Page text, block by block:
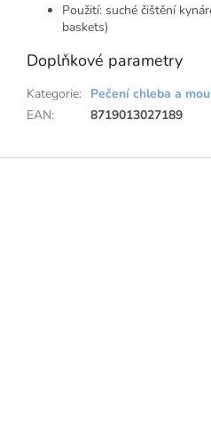
Použití: suché čištění
baskets)
Doplňkové parametry
Kategorie: Pečení chleba a
EAN: 8719013027189
Z